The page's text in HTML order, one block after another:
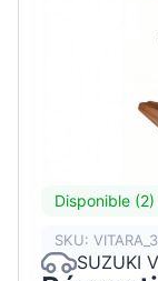
Disponible (2)
SKU:
SUZUKI